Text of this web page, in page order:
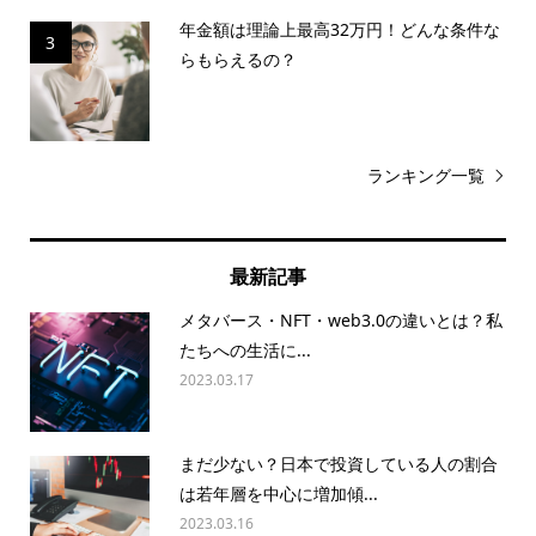
3
年金額は理論上最高32万円！どんな条件な
らもらえるの？
ランキング一覧
最新記事
メタバース・NFT・web3.0の違いとは？私
たちへの生活に...
2023.03.17
まだ少ない？日本で投資している人の割合
は若年層を中心に増加傾...
2023.03.16